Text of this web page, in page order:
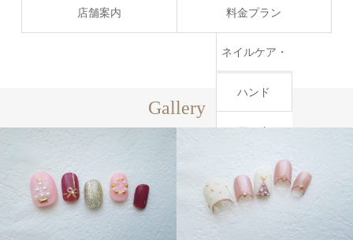
店舗案内 料金プラン
ネイルケア・
マニキュア
ハンド
フット
深爪・巻爪
Gallery
クリスマス
クリスマス